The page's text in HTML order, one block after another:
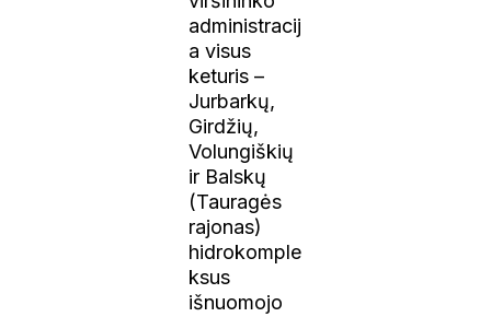
administracij
a visus
keturis –
Jurbarkų,
Girdžių,
Volungiškių
ir Balskų
(Tauragės
rajonas)
hidrokomple
ksus
išnuomojo